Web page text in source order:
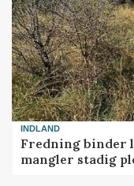
INDLAND
Fredning binder
mangler stadig